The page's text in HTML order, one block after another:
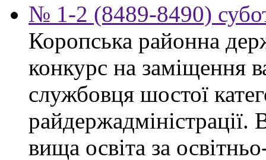
№ 1-2 (8489-8490)
Коропська районна
конкурс на заміщення
службовця шостої
вища освіта за